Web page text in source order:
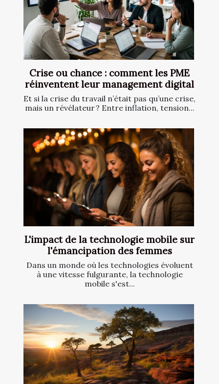
Crise ou chance : comment les PME
réinventent leur management digital
Et si la crise du travail n’était pas qu’une crise,
mais un révélateur ? Entre inflation, tension...
L'impact de la technologie mobile sur
l'émancipation des femmes
Dans un monde où les technologies évoluent
à une vitesse fulgurante, la technologie
mobile s'est...